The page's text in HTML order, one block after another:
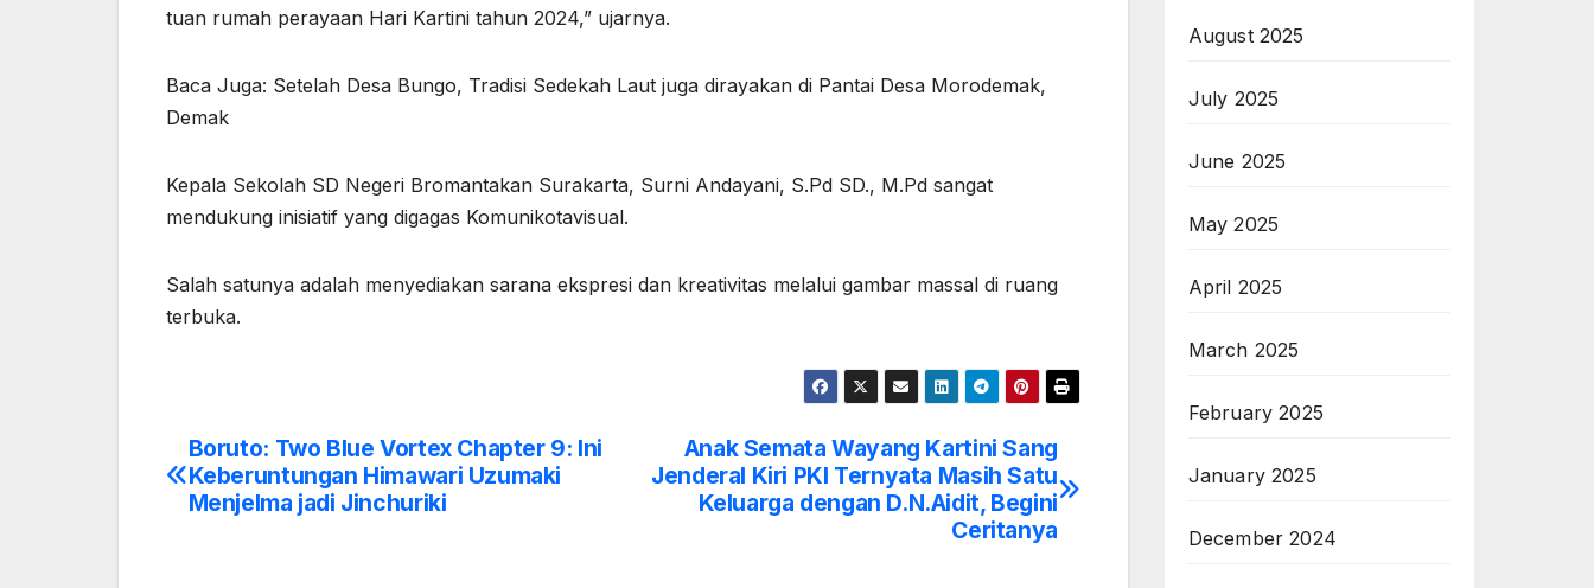
tuan rumah perayaan Hari Kartini tahun 2024,” ujarnya.
Baca Juga: Setelah Desa Bungo, Tradisi Sedekah Laut juga dirayakan di Pantai Desa Morodemak,
Demak
Kepala Sekolah SD Negeri Bromantakan Surakarta, Surni Andayani, S.Pd SD., M.Pd sangat
mendukung inisiatif yang digagas Komunikotavisual.
Salah satunya adalah menyediakan sarana ekspresi dan kreativitas melalui gambar massal di ruang
terbuka.
Post
navigation
Anak Semata Wayang Kartini Sang
Jenderal Kiri PKI Ternyata Masih Satu
Keluarga dengan D.N.Aidit, Begini
Ceritanya
Boruto: Two Blue Vortex Chapter 9: Ini
Keberuntungan Himawari Uzumaki
Menjelma jadi Jinchuriki
August 2025
July 2025
June 2025
May 2025
April 2025
March 2025
February 2025
January 2025
December 2024